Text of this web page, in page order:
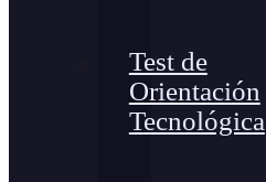
Test de
Orientación
Tecnológica